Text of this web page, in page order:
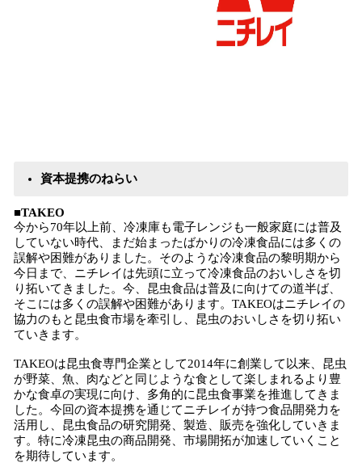
資本提携のねらい
■TAKEO
今から70年以上前、冷凍庫も電子レンジも一般家庭には普及
していない時代、まだ始まったばかりの冷凍食品には多くの
誤解や困難がありました。そのような冷凍食品の黎明期から
今日まで、ニチレイは先頭に立って冷凍食品のおいしさを切
り拓いてきました。今、昆虫食品は普及に向けての道半ば、
そこには多くの誤解や困難があります。TAKEOはニチレイの
協力のもと昆虫食市場を牽引し、昆虫のおいしさを切り拓い
ていきます。
TAKEOは昆虫食専門企業として2014年に創業して以来、昆虫
が野菜、魚、肉などと同じような食として楽しまれるより豊
かな食卓の実現に向け、多角的に昆虫食事業を推進してきま
した。今回の資本提携を通じてニチレイが持つ食品開発力を
活用し、昆虫食品の研究開発、製造、販売を強化していきま
す。特に冷凍昆虫の商品開発、市場開拓が加速していくこと
を期待しています。